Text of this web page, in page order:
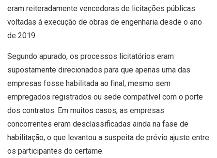
eram reiteradamente vencedoras de licitações públicas
voltadas à execução de obras de engenharia desde o ano
de 2019.
Segundo apurado, os processos licitatórios eram
supostamente direcionados para que apenas uma das
empresas fosse habilitada ao final, mesmo sem
empregados registrados ou sede compatível com o porte
dos contratos. Em muitos casos, as empresas
concorrentes eram desclassificadas ainda na fase de
habilitação, o que levantou a suspeita de prévio ajuste entre
os participantes do certame.